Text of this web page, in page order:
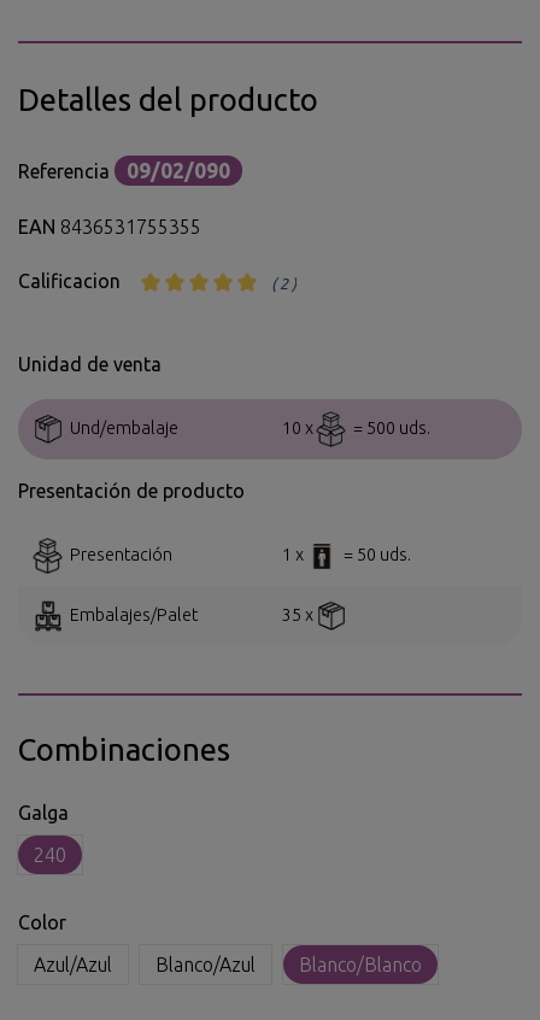
Detalles del producto
Referencia 09/02/090
EAN 8436531755355
Calificacion ( 2 )
Unidad de venta
Und/embalaje 10 x = 500 uds.
Presentación de producto
Presentación 1 x = 50 uds.
Embalajes/Palet 35 x
Combinaciones
Galga
240
Color
Azul/Azul
Blanco/Azul Blanco/Blanco